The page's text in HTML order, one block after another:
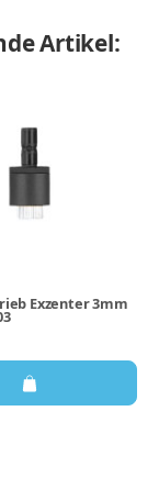
Artikel:
Exzenter 3mm